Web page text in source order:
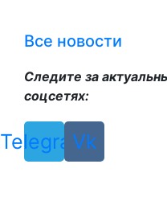
Все новости
Следите за
соцсетях:
Telegram
Vk